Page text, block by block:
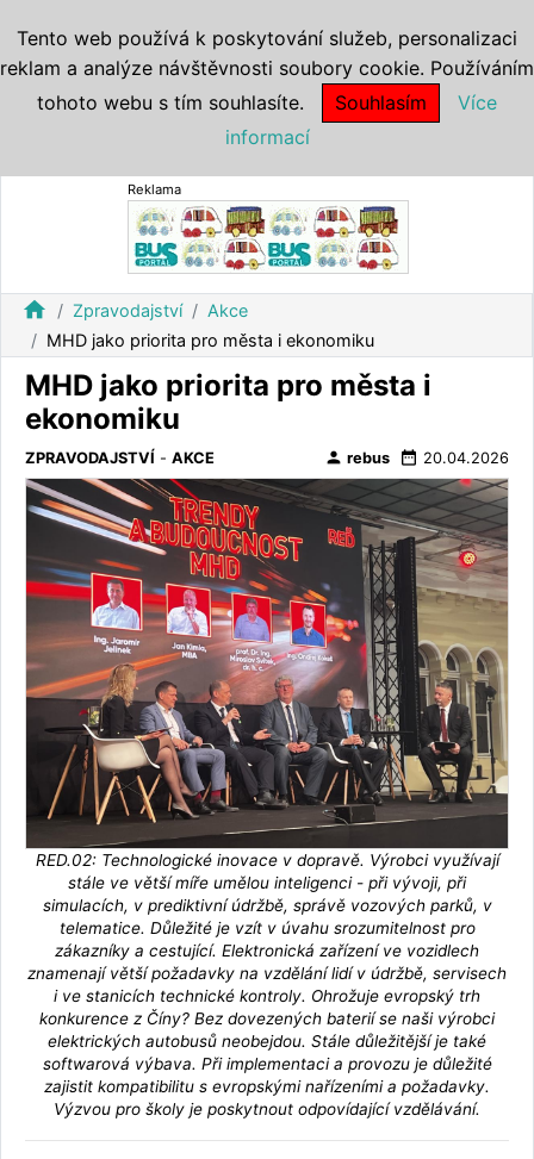
Reklama
home Zpravodajství
Akce
MHD jako priorita pro města i ekonomiku
MHD jako priorita pro města i
ekonomiku
ZPRAVODAJSTVÍ - AKCE person rebus date_range 20.04.2026
RED.02: Technologické inovace v dopravě. Výrobci využívají
stále ve větší míře umělou inteligenci - při vývoji, při
simulacích, v prediktivní údržbě, správě vozových parků, v
telematice. Důležité je vzít v úvahu srozumitelnost pro
zákazníky a cestující. Elektronická zařízení ve vozidlech
znamenají větší požadavky na vzdělání lidí v údržbě, servisech
i ve stanicích technické kontroly. Ohrožuje evropský trh
konkurence z Číny? Bez dovezených baterií se naši výrobci
elektrických autobusů neobejdou. Stále důležitější je také
softwarová výbava. Při implementaci a provozu je důležité
zajistit kompatibilitu s evropskými nařízeními a požadavky.
Výzvou pro školy je poskytnout odpovídající vzdělávání.
Tento web používá k poskytování služeb, personalizaci
reklam a analýze návštěvnosti soubory cookie. Používáním
tohoto webu s tím souhlasíte.
Souhlasím
Více
informací